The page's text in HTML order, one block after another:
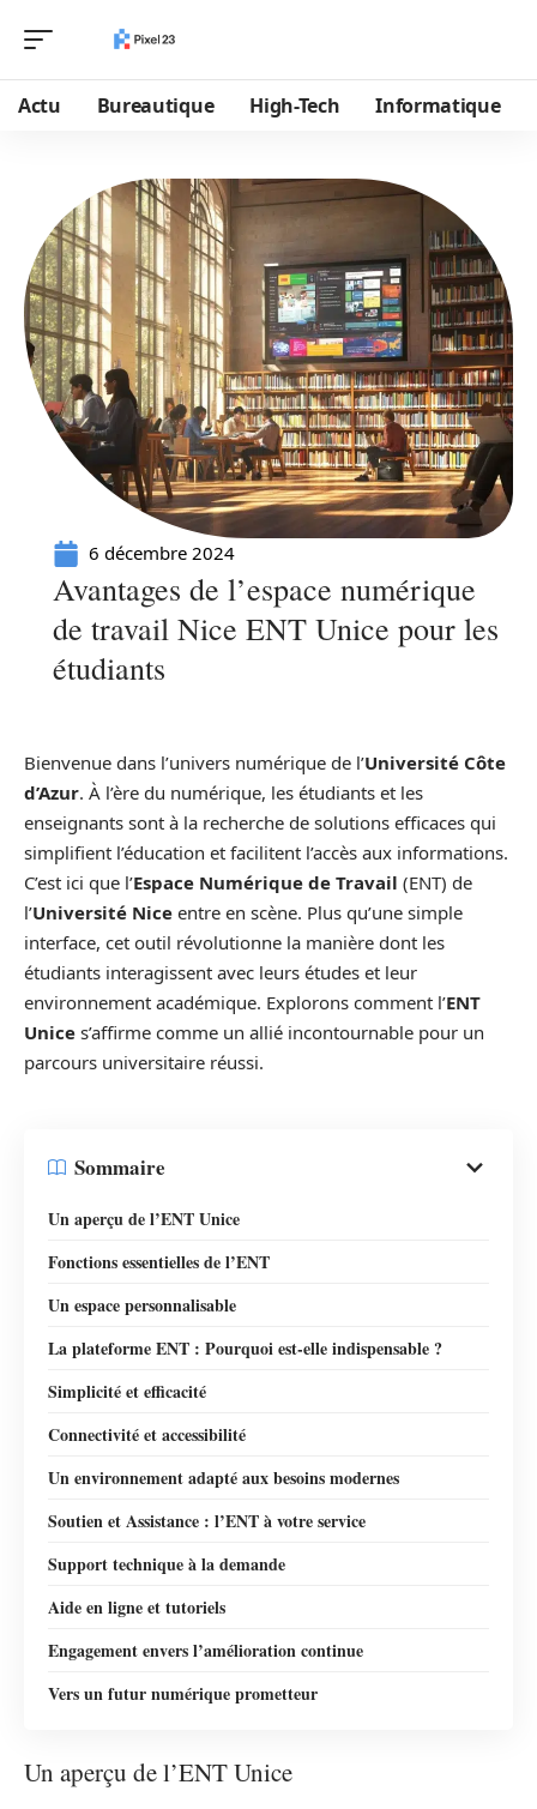
Actu Bureautique High-Tech Informatique
6 décembre 2024
Avantages de l’espace numérique
de travail Nice ENT Unice pour les
étudiants
Bienvenue dans l’univers numérique de l’Université Côte
d’Azur. À l’ère du numérique, les étudiants et les
enseignants sont à la recherche de solutions efficaces qui
simplifient l’éducation et facilitent l’accès aux informations.
C’est ici que l’Espace Numérique de Travail (ENT) de
l’Université Nice entre en scène. Plus qu’une simple
interface, cet outil révolutionne la manière dont les
étudiants interagissent avec leurs études et leur
environnement académique. Explorons comment l’ENT
Unice s’affirme comme un allié incontournable pour un
parcours universitaire réussi.
Sommaire
Un aperçu de l’ENT Unice
Fonctions essentielles de l’ENT
Un espace personnalisable
La plateforme ENT : Pourquoi est-elle indispensable ?
Simplicité et efficacité
Connectivité et accessibilité
Un environnement adapté aux besoins modernes
Soutien et Assistance : l’ENT à votre service
Support technique à la demande
Aide en ligne et tutoriels
Engagement envers l’amélioration continue
Vers un futur numérique prometteur
Un aperçu de l’ENT Unice